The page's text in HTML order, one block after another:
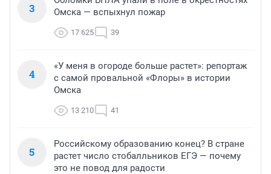
3
Омска — вспыхнул пожар
17 625 39
4
«У меня в огороде больше растет»: репортаж
с самой провальной «Флоры» в истории
Омска
13 210 41
5
Российскому образованию конец? В стране
растет число стобалльников ЕГЭ — почему
это не повод для радости